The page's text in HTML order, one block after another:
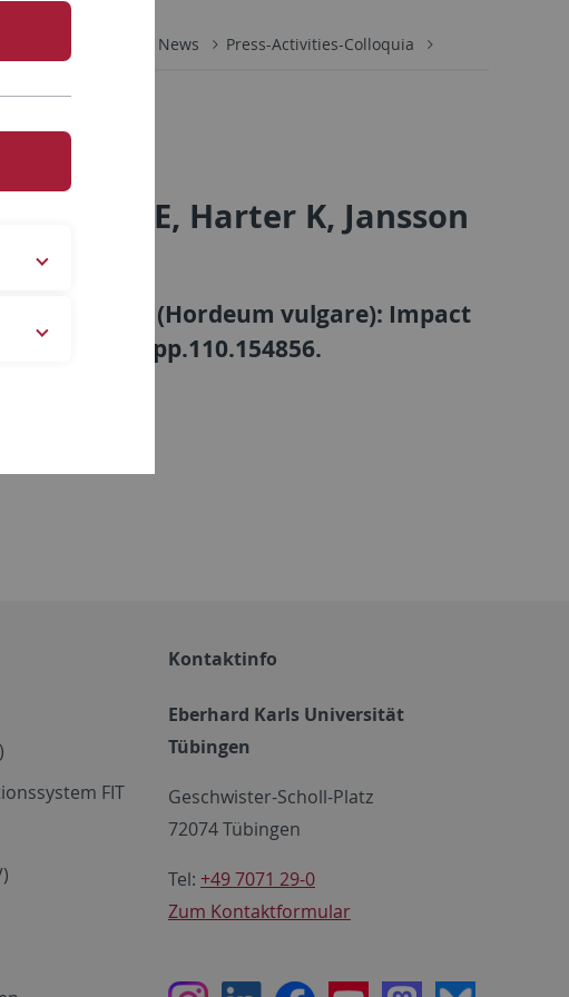
News Press-Activities-Colloquia
E, Harter K, Jansson
of barley (Hordeum vulgare): Impact
10.1104/pp.110.154856.
FIT
Kontaktinfo
Eberhard Karls Universität
Tübingen
Geschwister-Scholl-Platz
72074 Tübingen
Tel: +49 7071 29-0
Zum Kontaktformular